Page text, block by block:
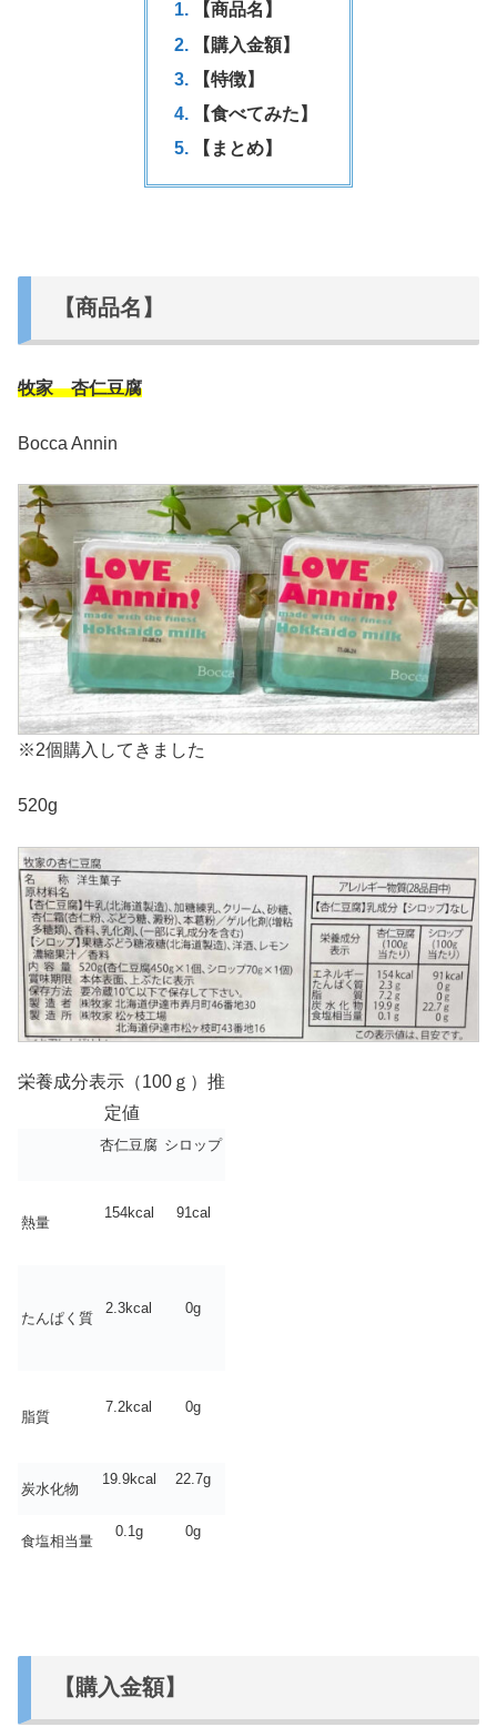
【商品名】
【購入金額】
【特徴】
【食べてみた】
【まとめ】
【商品名】
牧家 杏仁豆腐
Bocca Annin
※2個購入してきました
520g
栄養成分表示（100ｇ）推
定値
杏仁豆腐 シロップ
熱量
154kcal 91cal
たんぱく質
2.3kcal 0g
脂質
7.2kcal 0g
炭水化物
19.9kcal 22.7g
食塩相当量
0.1g 0g
【購入金額】